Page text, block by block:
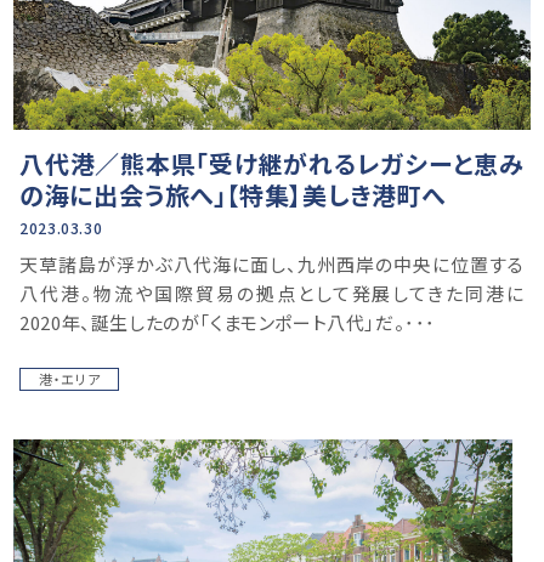
八代港／熊本県「受け継がれるレガシーと恵み
の海に出会う旅へ」【特集】美しき港町へ
2023.03.30
天草諸島が浮かぶ八代海に面し、九州西岸の中央に位置する
八代港。物流や国際貿易の拠点として発展してきた同港に
2020年、誕生したのが「くまモンポート八代」だ。･･･
港・エリア